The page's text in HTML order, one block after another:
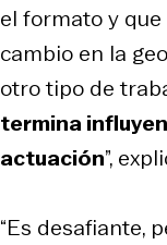
el formato y que
cambio en la
otro tipo de
termina
actuación”,
“Es desafiante,